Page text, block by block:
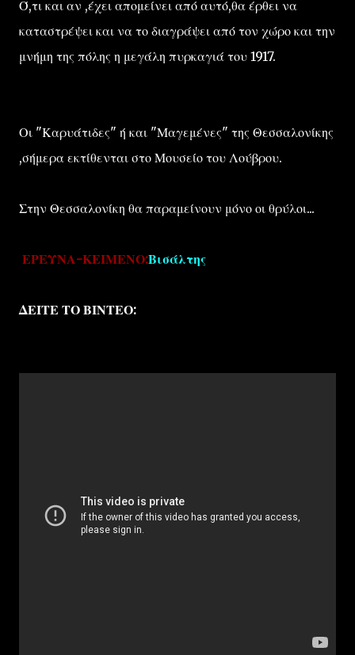
Ό,τι και αν ,έχει απομείνει από αυτό,θα έρθει να
καταστρέψει και να το διαγράψει από τον χώρο και την
μνήμη της πόλης η μεγάλη πυρκαγιά του 1917.
Οι "Καρυάτιδες" ή και "Μαγεμένες" της Θεσσαλονίκης
,σήμερα εκτίθενται στο Μουσείο του Λούβρου.
Στην Θεσσαλονίκη θα παραμείνουν μόνο οι θρύλοι...
ΕΡΕΥΝΑ-ΚΕΙΜΕΝΟ:Βισάλτης
ΔΕΙΤΕ ΤΟ ΒΙΝΤΕΟ: